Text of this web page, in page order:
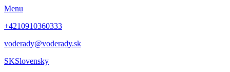
Menu
+4210910360333
voderady@voderady.sk
SKSlovensky